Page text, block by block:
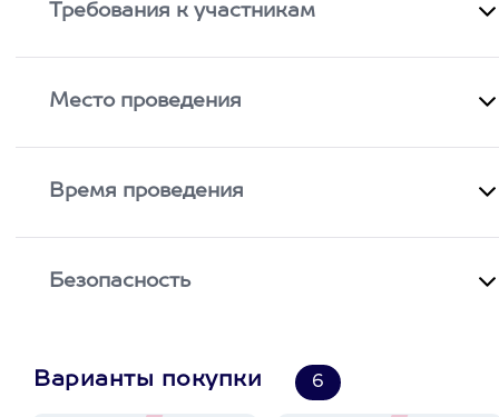
Требования к участникам
Место проведения
Время проведения
Безопасность
Варианты покупки 6